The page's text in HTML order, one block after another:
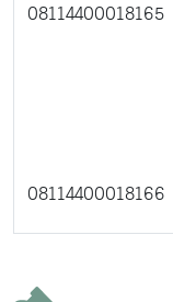
08114400018165
08114400018166